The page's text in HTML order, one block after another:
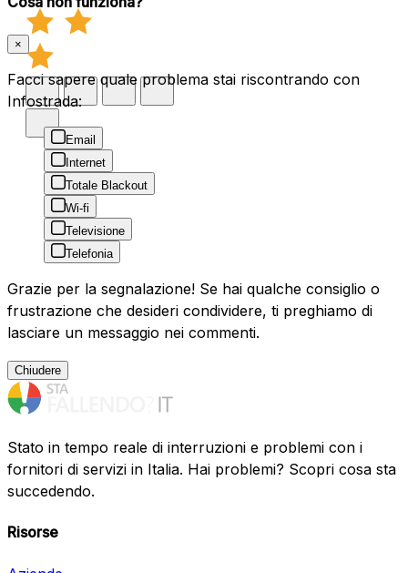
×
Facci sapere quale problema stai riscontrando con
Infostrada:
Email
Internet
Totale Blackout
Wi-fi
Televisione
Telefonia
Grazie per la segnalazione! Se hai qualche consiglio o
frustrazione che desideri condividere, ti preghiamo di
lasciare un messaggio nei commenti.
Chiudere
Stato in tempo reale di interruzioni e problemi con i
fornitori di servizi in Italia. Hai problemi? Scopri cosa sta
succedendo.
Risorse